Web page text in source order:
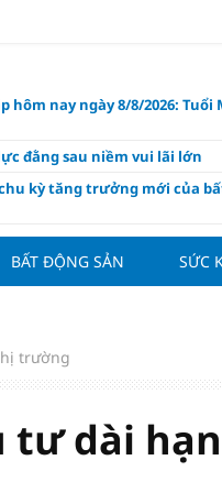
hôm nay ngày 8/8/2026: Tuổi
đằng sau niềm vui lãi lớn
kỳ tăng trưởng mới của
kinh doanh, doanh
sóng
là “thiên đường lập nghiệp”
Utd sở hữu tiền vệ báu vật
nghệ của Đông Nam Á
BẤT ĐỘNG SẢN SỨC
trường
tư dài